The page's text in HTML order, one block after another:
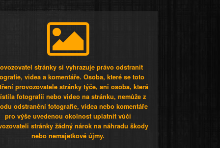
stránky si vyhrazuje právo odstranit
videa a komentáře. Osoba, které se toto
provozovatele stránky týče, ani osoba, která
fotografii nebo video na stránku, nemůže z
odstranění fotografie, videa nebo komentáře
pro výše uvedenou okolnost uplatnit vůči
stránky žádný nárok na náhradu škody
nebo nemajetkové újmy.